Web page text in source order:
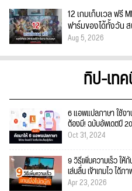
12 เกมเก็บเวล ฟรี
ฟาร์มของได้ทั้งวัน
Aug 5, 2026
ทิป-เท
6 แอพแปลภาษา ใช้งา
ต้องมี! ฉบับอัพเดตปี
Oct 31, 2024
9 วิธีเพิ่มความเร็ว ให้
เล่นลื่น เข้าเกมไว ได้ภ
Apr 23, 2026